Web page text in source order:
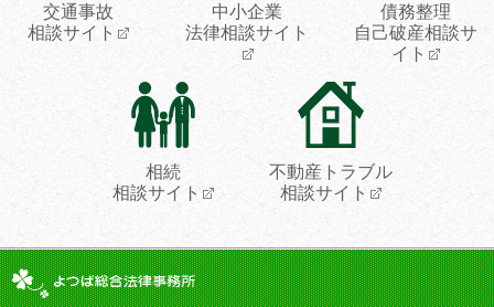
交通事故
相談サイト
中小企業
法律相談サイト
債務整理
自己破産相談サ
イト
相続
相談サイト
不動産トラブル
相談サイト